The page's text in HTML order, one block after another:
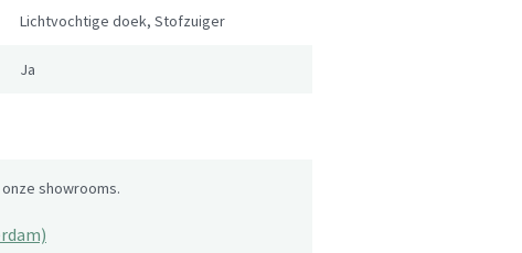
Lichtvochtige doek, Stofzuiger
Ja
showrooms.